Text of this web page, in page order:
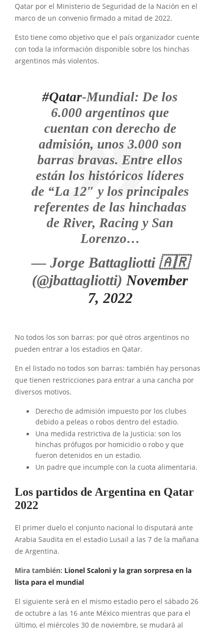
Qatar por el Ministerio de Seguridad de la Nación en el
marco de un convenio firmado a mitad de 2022.
Esto tiene como objetivo que el país organizador cuente
con toda la información disponible sobre los hinchas
argentinos más violentos.
#Qatar-Mundial: De los
6.000 argentinos que
cuentan con derecho de
admisión, unos 3.000 son
barras bravas. Entre ellos
están los históricos líderes
de “La 12″ y los principales
referentes de las hinchadas
de River, Racing y San
Lorenzo…
— Jorge Battagliotti 🇦🇷
(@jbattagliotti) November
7, 2022
No todos los son barras: por qué otros argentinos no
pueden entrar a los estadios en Qatar.
En el listado no todos son barras: también hay personas
que tienen restricciones para entrar a una cancha por
diversos motivos.
Derecho de admisión impuesto por los clubes
debido a peleas o robos dentro del estadio.
Una medida restrictiva de la Justicia: son los
hinchas prófugos por homicidio o robo y que
fueron detenidos en un estadio.
Un padre que incumple con la cuota alimentaria.
Los partidos de Argentina en Qatar
2022
El primer duelo el conjunto nacional lo disputará ante
Arabia Saudita en el estadio Lusail a las 7 de la mañana
de Argentina.
Mira también: Lionel Scaloni y la gran sorpresa en la
lista para el mundial
El siguiente será en el mismo estadio pero el sábado 26
de octubre a las 16 ante México mientras que para el
último, el miércoles 30 de noviembre, se mudará al